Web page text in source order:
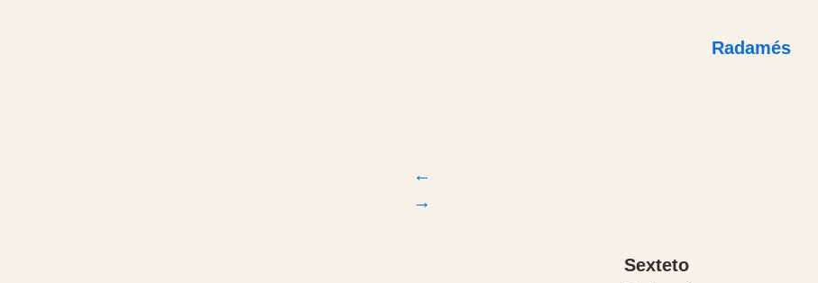
Radamés
←
→
Sexteto